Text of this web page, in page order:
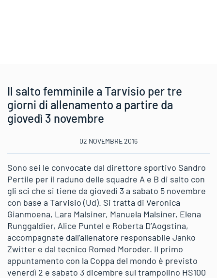
Il salto femminile a Tarvisio per tre
giorni di allenamento a partire da
giovedì 3 novembre
02 NOVEMBRE 2016
Sono sei le convocate dal direttore sportivo Sandro
Pertile per il raduno delle squadre A e B di salto con
gli sci che si tiene da giovedì 3 a sabato 5 novembre
con base a Tarvisio (Ud). Si tratta di Veronica
Gianmoena, Lara Malsiner, Manuela Malsiner, Elena
Runggaldier, Alice Puntel e Roberta D’Aogstina,
accompagnate dall’allenatore responsabile Janko
Zwitter e dal tecnico Romed Moroder. Il primo
appuntamento con la Coppa del mondo è previsto
venerdì 2 e sabato 3 dicembre sul trampolino HS100